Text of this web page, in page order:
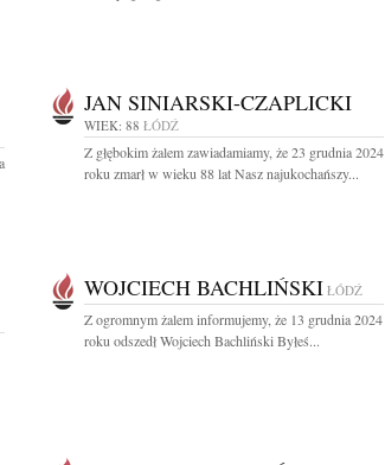
JAN SINIARSKI-CZAPLICKI
WIEK: 88 ŁÓDŹ
Z głębokim żalem zawiadamiamy, że 23 grudnia 2024
roku zmarł w wieku 88 lat Nasz najukochańszy...
WOJCIECH BACHLIŃSKI ŁÓDŹ
Z ogromnym żalem informujemy, że 13 grudnia 2024
roku odszedł Wojciech Bachliński Byłeś...